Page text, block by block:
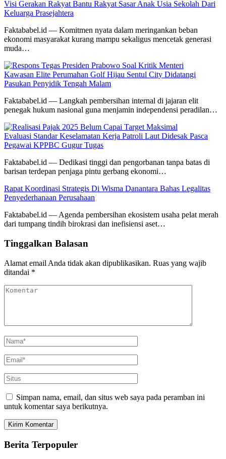
Visi Gerakan Rakyat Bantu Rakyat Sasar Anak Usia Sekolah Dari
Keluarga Prasejahtera
Faktababel.id — Komitmen nyata dalam meringankan beban
ekonomi masyarakat kurang mampu sekaligus mencetak generasi
muda…
Kawasan Elite Perumahan Golf Hijau Sentul City Didatangi
Pasukan Penyidik Tengah Malam
Faktababel.id — Langkah pembersihan internal di jajaran elit
penegak hukum nasional guna menjamin independensi peradilan…
Evaluasi Standar Keselamatan Kerja Patroli Laut Didesak Pasca
Pegawai KPPBC Gugur Tugas
Faktababel.id — Dedikasi tinggi dan pengorbanan tanpa batas di
barisan terdepan penjaga pintu gerbang ekonomi…
Rapat Koordinasi Strategis Di Wisma Danantara Bahas Legalitas
Penyederhanaan Perusahaan
Faktababel.id — Agenda pembersihan ekosistem usaha pelat merah
dari tumpang tindih birokrasi dan inefisiensi aset…
Tinggalkan Balasan
Alamat email Anda tidak akan dipublikasikan. Ruas yang wajib
ditandai *
Simpan nama, email, dan situs web saya pada peramban ini
untuk komentar saya berikutnya.
Berita Terpopuler